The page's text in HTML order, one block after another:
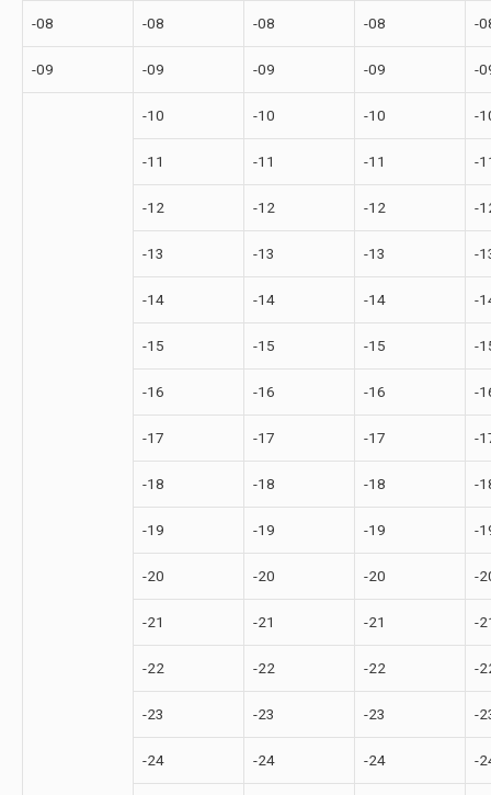
-08 -08 -08 -08 -
-09 -09 -09 -09 -
-10 -10 -10 -
-11 -11 -11 -
-12 -12 -12 -
-13 -13 -13 -
-14 -14 -14 -
-15 -15 -15 -
-16 -16 -16 -
-17 -17 -17 -
-18 -18 -18 -
-19 -19 -19 -
-20 -20 -20 -
-21 -21 -21 -
-22 -22 -22 -
-23 -23 -23 -
-24 -24 -24 -